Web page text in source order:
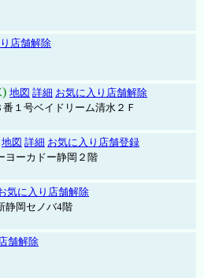
店舗解除
) 地図 詳細 お気に入り店舗解除
１号ベイドリーム清水２Ｆ
地図 詳細 お気に入り店舗登録
ーカドー静岡２階
気に入り店舗解除
静岡セノバ4階
舗解除